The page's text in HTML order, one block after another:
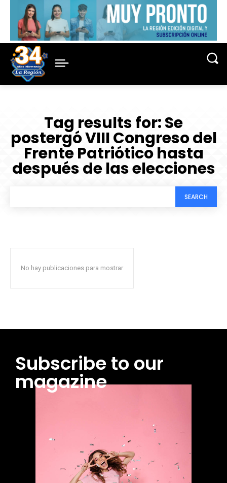
Tag results for:Se
postergó VIII Congreso del
Frente Patriótico hasta
después de las elecciones
SEARCH
No hay publicaciones para mostrar
Subscribe to our
magazine